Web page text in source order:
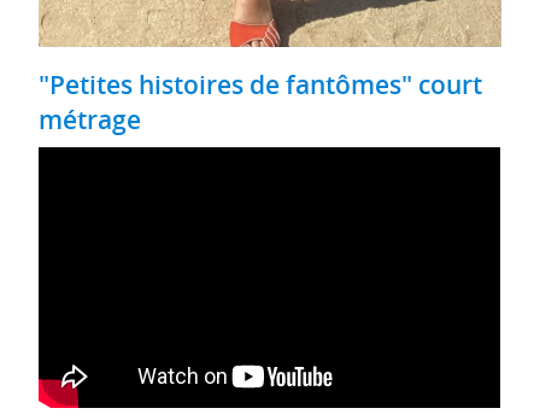
"Petites histoires de fantômes" court
métrage